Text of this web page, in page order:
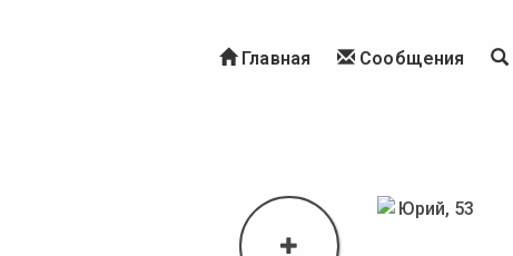
Главная Сообщения